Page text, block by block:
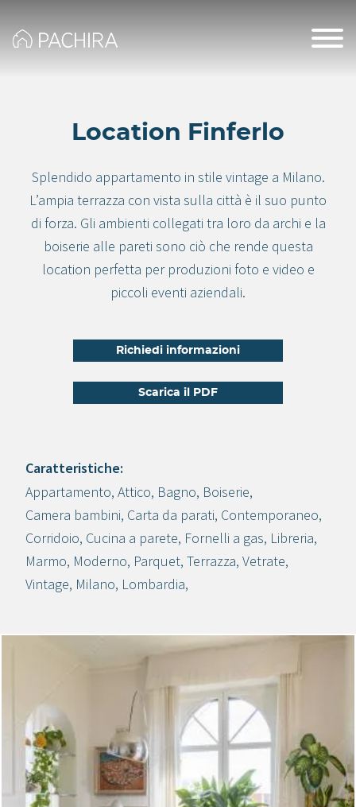
Location Finferlo
Splendido appartamento in stile vintage a Milano.
L’ampia terrazza con vista sulla città è il suo punto
di forza. Gli ambienti collegati tra loro da archi e la
boiserie alle pareti sono ciò che rende questa
location perfetta per produzioni foto e video e
piccoli eventi aziendali.
Richiedi informazioni
Scarica il PDF
Crea progetto
Caratteristiche:
Appartamento, Attico, Bagno, Boiserie,
Camera bambini, Carta da parati, Contemporaneo,
Corridoio, Cucina a parete, Fornelli a gas, Libreria,
Marmo, Moderno, Parquet, Terrazza, Vetrate,
Vintage, Milano, Lombardia,